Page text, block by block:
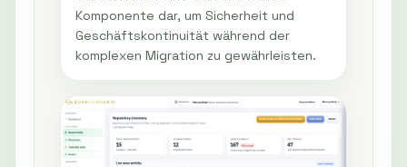
Komponente dar, um Sicherheit und
Geschäftskontinuität während der
komplexen Migration zu gewährleisten.